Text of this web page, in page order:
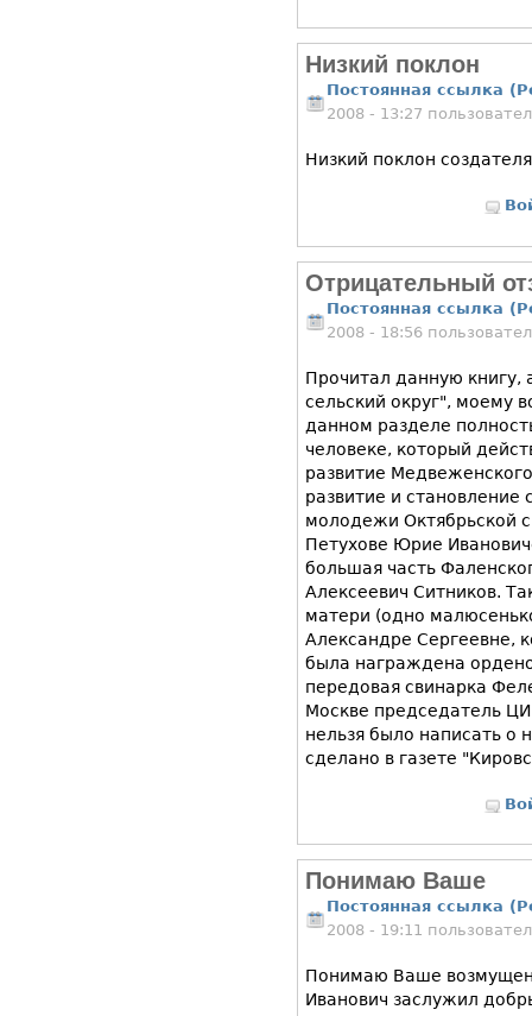
Низкий поклон
Постоянная ссылка
2008 - 13:27
Низкий поклон
Отрицательный
Постоянная ссылка
2008 - 18:56
Прочитал данную
сельский округ", моему
данном разделе
человеке, который
развитие
развитие и становление
молодежи Октябрьской
Петухове Юрие
большая часть
Алексеевич Ситников.
матери (одно
Александре Сергеевне,
была награждена
передовая свинарка
Москве председатель
нельзя было написать о
сделано в газете
Понимаю Ваше
Постоянная ссылка
2008 - 19:11
Понимаю Ваше
Иванович заслужил